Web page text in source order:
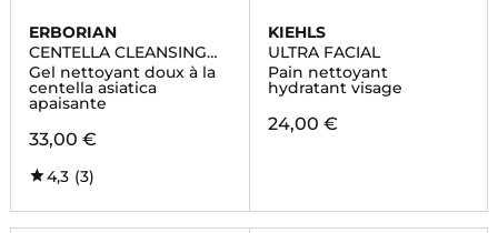
ERBORIAN
CENTELLA CLEANSING
GEL
Gel nettoyant doux à la
centella asiatica
apaisante
33,00 €
4,3 (3)
KIEHLS
ULTRA FACIAL
Pain nettoyant
hydratant visage
24,00 €